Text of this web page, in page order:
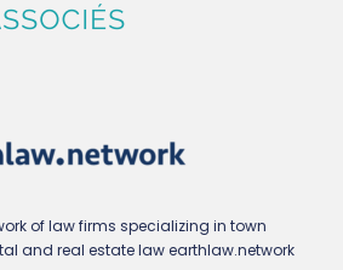
of law firms specializing in town
and real estate law earthlaw.network